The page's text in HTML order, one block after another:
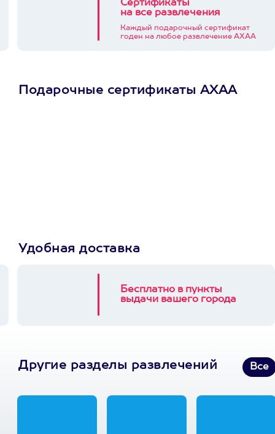
Сертификаты
на все развлечения
Каждый подарочный сертификат
годен на любое развлечение АХАА
Подарочные сертификаты АХАА
Удобная доставка
Бесплатно в пункты
выдачи вашего города
Другие разделы развлечений Все